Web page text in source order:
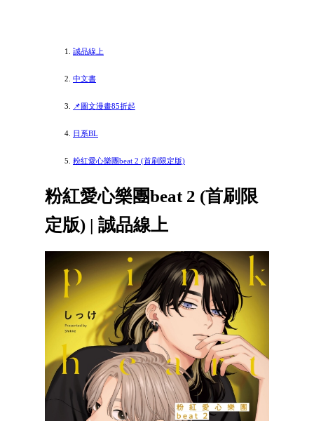
誠品線上
中文書
📌圖文漫畫85折起
日系BL
粉紅愛心樂團beat 2 (首刷限定版)
粉紅愛心樂團beat 2 (首刷限
定版) | 誠品線上